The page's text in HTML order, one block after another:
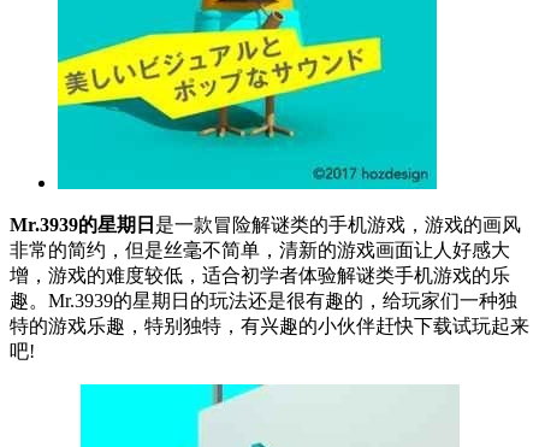
Mr.3939的星期日 是一款冒险解谜类的手机游戏，游戏的画风
非常的简约，但是丝毫不简单，清新的游戏画面让人好感大
增，游戏的难度较低，适合初学者体验解谜类手机游戏的乐
趣。Mr.3939的星期日的玩法还是很有趣的，给玩家们一种独
特的游戏乐趣，特别独特，有兴趣的小伙伴赶快下载试玩起来
吧!